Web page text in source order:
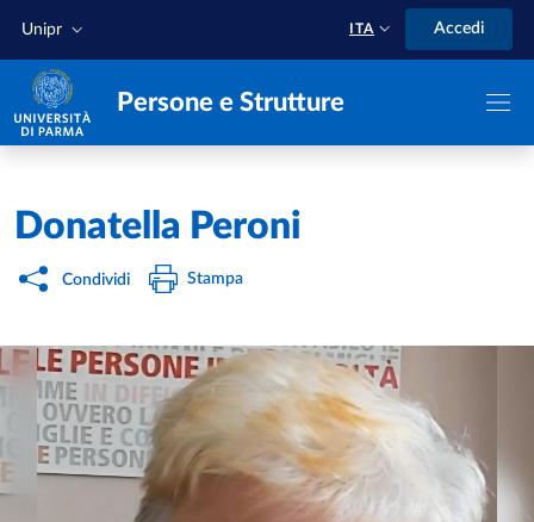
Unipr ITA Accedi
Persone e Strutture
Home /
Donatella Peroni
Condividi Stampa